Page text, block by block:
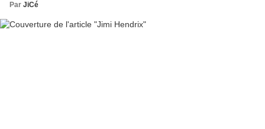
Par JiCé